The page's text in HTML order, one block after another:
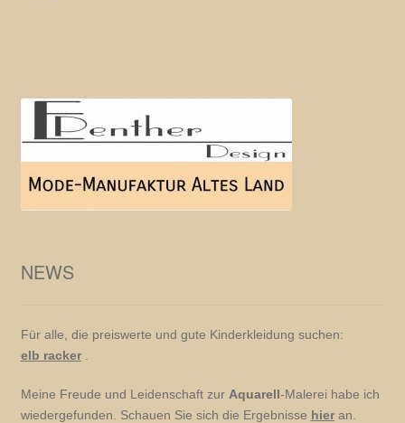
NEWS
Für alle, die preiswerte und gute Kinderkleidung suchen:
elb racker.
Meine Freude und Leidenschaft zur Aquarell-Malerei habe ich
wiedergefunden. Schauen Sie sich die Ergebnisse hieran.